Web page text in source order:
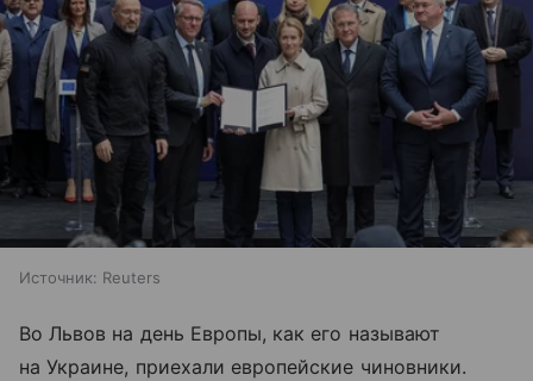
Источник: Reuters
Во Львов на день Европы, как его называют
на Украине, приехали европейские чиновники.